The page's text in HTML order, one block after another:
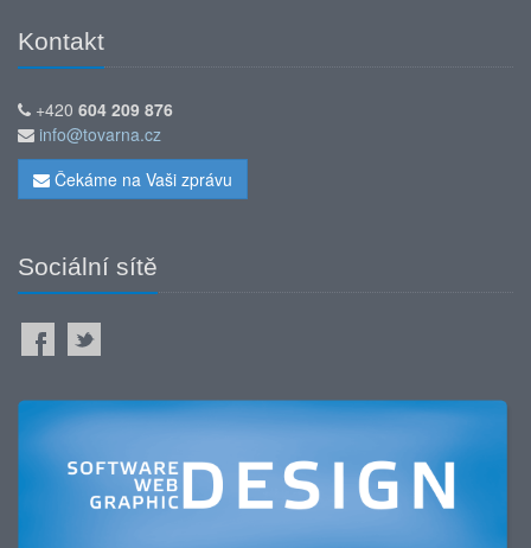
Kontakt
+420 604 209 876
info@tovarna.cz
Čekáme na Vaši zprávu
Sociální sítě